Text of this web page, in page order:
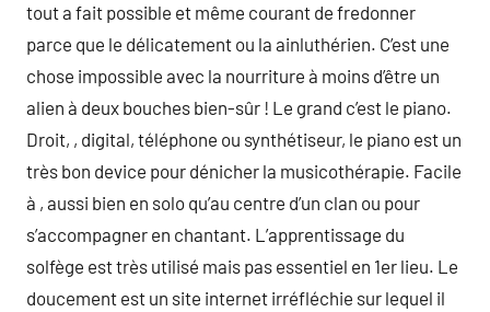
tout a fait possible et même courant de fredonner
parce que le délicatement ou la ainluthérien. C’est une
chose impossible avec la nourriture à moins d’être un
alien à deux bouches bien-sûr ! Le grand c’est le piano.
Droit, , digital, téléphone ou synthétiseur, le piano est un
très bon device pour dénicher la musicothérapie. Facile
à , aussi bien en solo qu’au centre d’un clan ou pour
s’accompagner en chantant. L’apprentissage du
solfège est très utilisé mais pas essentiel en 1er lieu. Le
doucement est un site internet irréfléchie sur lequel il